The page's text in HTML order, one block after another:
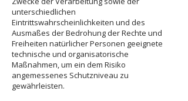
unterschiedlichen
Eintrittswahrscheinlichkeiten und des
Ausmaßes der Bedrohung der Rechte und
Freiheiten natürlicher Personen geeignete
technische und organisatorische
Maßnahmen, um ein dem Risiko
angemessenes Schutzniveau zu
gewährleisten.